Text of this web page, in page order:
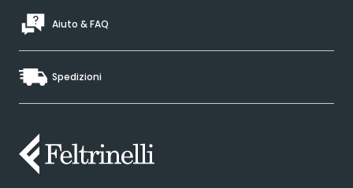
Aiuto & FAQ
Spedizioni